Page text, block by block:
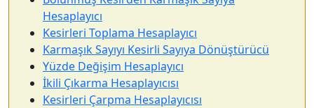
Hesaplayıcı
Kesirleri Toplama Hesaplayıcı
Karmaşık Sayıyı Kesirli Sayıya Dönüştürücü
Yüzde Değişim Hesaplayıcı
İkili Çıkarma Hesaplayıcısı
Kesirleri Çarpma Hesaplayıcısı